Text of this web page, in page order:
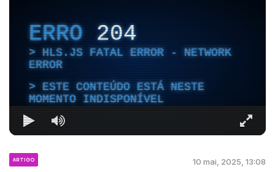
ERRO204
HLS.JS FATAL ERROR - NETWORK
ERROR
ESTE CONTEÚDO ESTÁ NESTE
MOMENTO INDISPONÍVEL
ARTIGO 10 mai, 2025, 13:08